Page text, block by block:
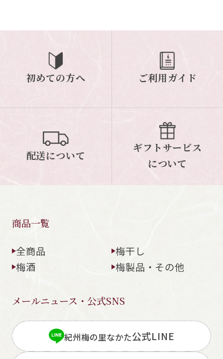
初めての方へ ご利用ガイド
配送について ギフトサービス
お問い合わせ
0120-12-2486
休業日：日曜・祝日／土曜は不定休
閉じる
初めての方へ ご利用ガイド
配送について
ギフトサービス
について
商品一覧
全商品
梅干し
梅酒
梅製品・その他
メールニュース・公式SNS
紀州梅の里なかた公式LINE